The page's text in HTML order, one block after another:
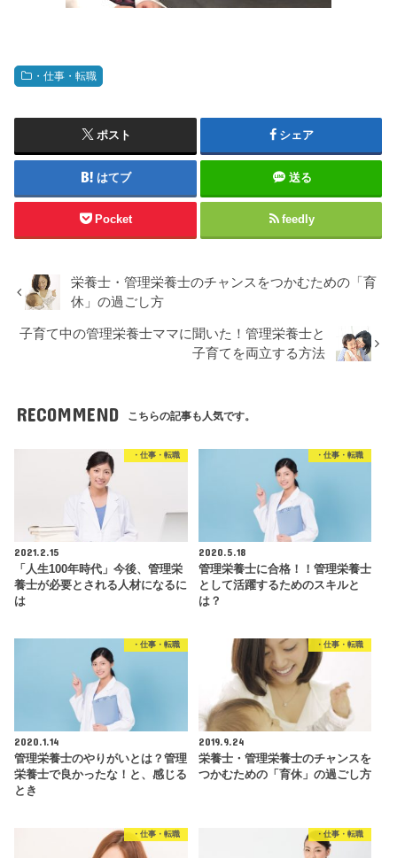
・仕事・転職
ポスト シェア
はてブ 送る
Pocket feedly
栄養士・管理栄養士のチャンスをつかむための「育
休」の過ごし方
子育て中の管理栄養士ママに聞いた！管理栄養士と
子育てを両立する方法
RECOMMEND こちらの記事も人気です。
・仕事・転職
2021.2.15
「人生100年時代」今後、管理栄
養士が必要とされる人材になるに
は
・仕事・転職
2020.5.18
管理栄養士に合格！！管理栄養士
として活躍するためのスキルと
は？
・仕事・転職
2020.1.14
管理栄養士のやりがいとは？管理
栄養士で良かったな！と、感じる
とき
・仕事・転職
2019.9.24
栄養士・管理栄養士のチャンスを
つかむための「育休」の過ごし方
・仕事・転職 ・仕事・転職